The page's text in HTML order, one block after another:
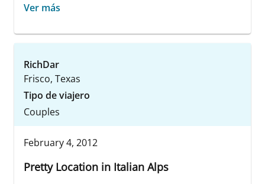
Ver más
RichDar
Frisco, Texas
Tipo de viajero
Couples
February 4, 2012
Pretty Location in Italian Alps